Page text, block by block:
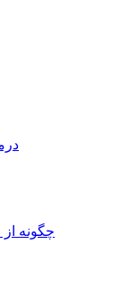
چگونه